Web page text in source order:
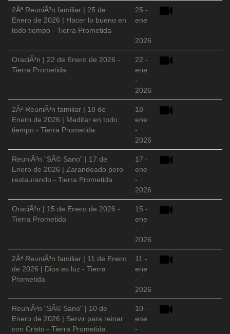
2Âª ReuniÃ³n familiar | 25 de
Enero de 2026 | Hacer lo bueno en
todo tiempo - Tierra Prometida
25 -
ene
-
2026
OraciÃ³n | 22 de Enero de 2026 -
Tierra Prometida
22 -
ene
-
2026
2Âª ReuniÃ³n familiar | 18 de
Enero de 2026 | Meditar en todo
tiempo - Tierra Prometida
18 -
ene
-
2026
ReuniÃ³n "SÃ© Sano" | 17 de
Enero de 2026 | Zarandeado pero
restaurando - Tierra Prometida
17 -
ene
-
2026
OraciÃ³n | 15 de Enero de 2026 -
Tierra Prometida
15 -
ene
-
2026
2Âª ReuniÃ³n familiar | 11 de Enero
de 2026 | Dios es luz - Tierra
Prometida
11 -
ene
-
2026
ReuniÃ³n "SÃ© Sano" | 10 de
Enero de 2026 | Servir para reinar
con Cristo - Tierra Prometida
10 -
ene
-